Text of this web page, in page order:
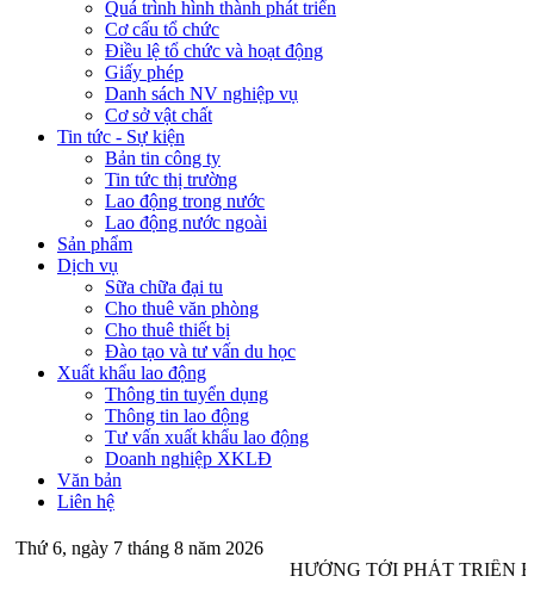
Quá trình hình thành phát triển
Cơ cấu tổ chức
Điều lệ tổ chức và hoạt động
Giấy phép
Danh sách NV nghiệp vụ
Cơ sở vật chất
Tin tức - Sự kiện
Bản tin công ty
Tin tức thị trường
Lao động trong nước
Lao động nước ngoài
Sản phẩm
Dịch vụ
Sữa chữa đại tu
Cho thuê văn phòng
Cho thuê thiết bị
Đào tạo và tư vấn du học
Xuất khẩu lao động
Thông tin tuyển dụng
Thông tin lao động
Tư vấn xuất khẩu lao động
Doanh nghiệp XKLĐ
Văn bản
Liên hệ
Thứ 6, ngày 7 tháng 8 năm 2026
HƯỚNG TỚI PHÁT TRIỂN